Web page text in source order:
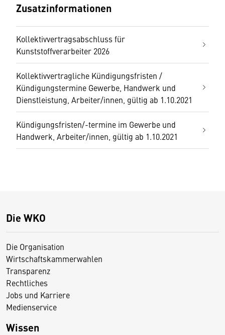
Zusatzinformationen
Kollektivvertragsabschluss für
Kunststoffverarbeiter 2026
Kollektivvertragliche Kündigungsfristen /
Kündigungstermine Gewerbe, Handwerk und
Dienstleistung, Arbeiter/innen, gültig ab 1.10.2021
Kündigungsfristen/-termine im Gewerbe und
Handwerk, Arbeiter/innen, gültig ab 1.10.2021
Die WKO
Die Organisation
Wirtschaftskammerwahlen
Transparenz
Rechtliches
Jobs und Karriere
Medienservice
Wissen